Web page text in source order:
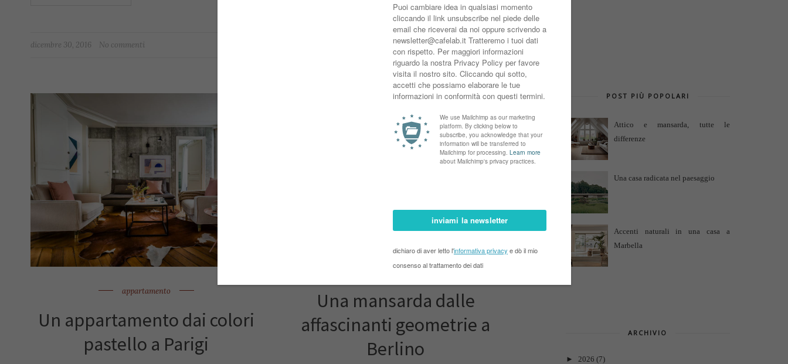
dicembre 30, 2016 No commenti
appartamento
Un appartamento dai colori
pastello a Parigi
Una mansarda dalle
affascinanti geometrie a
Berlino
POST PIÙ POPOLARI
Attico e mansarda, tutte le
differenze
Una casa radicata nel paesaggio
Accenti naturali in una casa a
Marbella
ARCHIVIO
► 2026 (7)